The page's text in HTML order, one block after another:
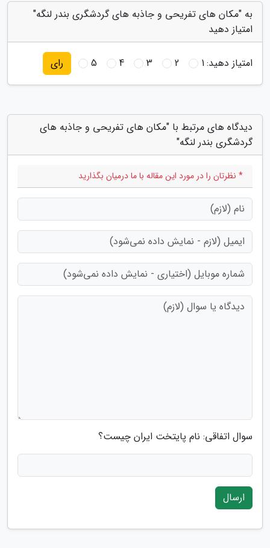
به "مکان های تفریحی و جاذبه های گردشگری بندر لنگه"
امتیاز دهید
امتیاز دهید:1
2
3
4
5 رای
دیدگاه های مرتبط با "مکان های تفریحی و جاذبه های
گردشگری بندر لنگه"
* نظرتان را در مورد این مقاله با ما درمیان بگذارید
سوال اتفاقی: نام پایتخت ایران چیست؟
ارسال